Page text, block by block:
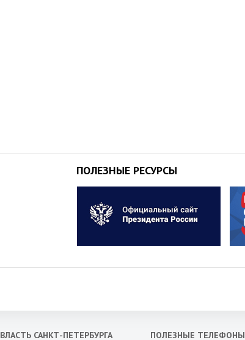
ПОЛЕЗНЫЕ РЕСУРСЫ
ВЛАСТЬ САНКТ-ПЕТЕРБУРГА ПОЛЕЗНЫЕ ТЕЛЕФОНЫ